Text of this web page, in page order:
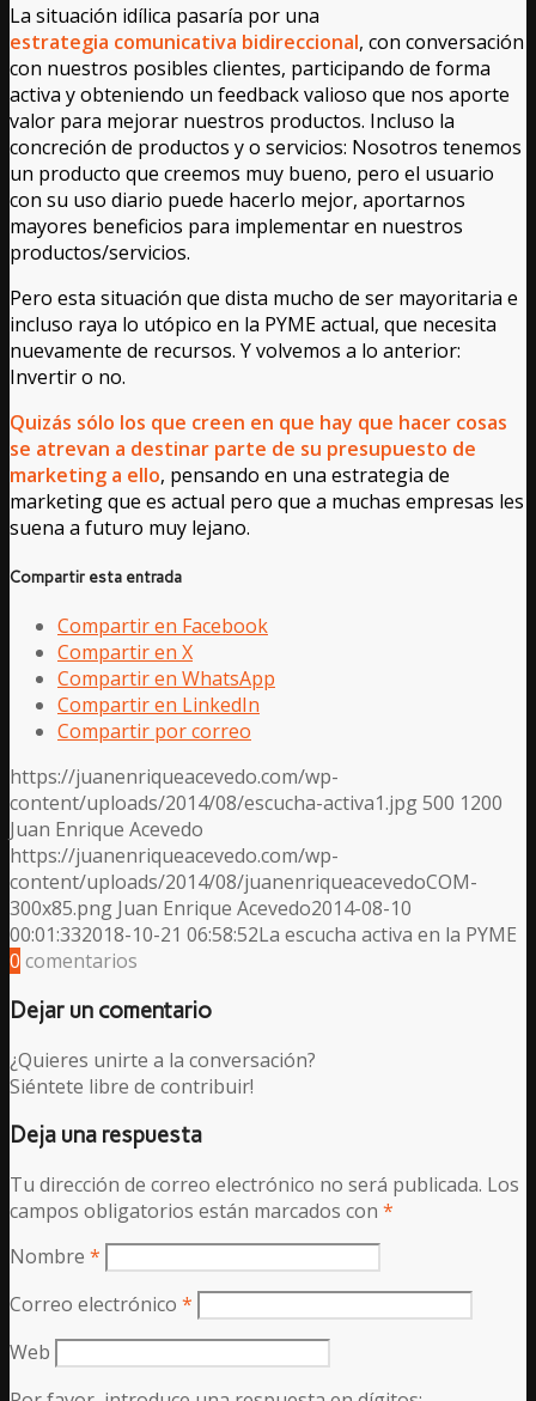
La situación idílica pasaría por una
estrategia comunicativa bidireccional, con conversación
con nuestros posibles clientes, participando de forma
activa y obteniendo un feedback valioso que nos aporte
valor para mejorar nuestros productos. Incluso la
concreción de productos y o servicios: Nosotros tenemos
un producto que creemos muy bueno, pero el usuario
con su uso diario puede hacerlo mejor, aportarnos
mayores beneficios para implementar en nuestros
productos/servicios.
Pero esta situación que dista mucho de ser mayoritaria e
incluso raya lo utópico en la PYME actual, que necesita
nuevamente de recursos. Y volvemos a lo anterior:
Invertir o no.
Quizás sólo los que creen en que hay que hacer cosas
se atrevan a destinar parte de su presupuesto de
marketing a ello, pensando en una estrategia de
marketing que es actual pero que a muchas empresas les
suena a futuro muy lejano.
Compartir esta entrada
Compartir en Facebook
Compartir en X
Compartir en WhatsApp
Compartir en LinkedIn
Compartir por correo
https://juanenriqueacevedo.com/wp-
content/uploads/2014/08/escucha-activa1.jpg500 1200
Juan Enrique Acevedo
https://juanenriqueacevedo.com/wp-
content/uploads/2014/08/juanenriqueacevedoCOM-
300x85.png Juan Enrique Acevedo2014-08-10
00:01:332018-10-21 06:58:52La escucha activa en la PYME
0 comentarios
Dejar un comentario
¿Quieres unirte a la conversación?
Siéntete libre de contribuir!
Deja una respuesta
Tu dirección de correo electrónico no será publicada. Los
campos obligatorios están marcados con *
Nombre *
Correo electrónico *
Web